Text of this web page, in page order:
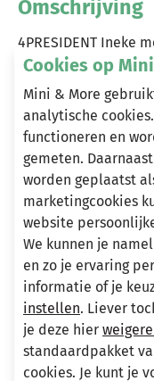
Omschrijving
4PRESIDENT Ineke
gebloemde borst
elastaan
Heeft u
Stuur een
-70%
Cookies op
Mini & More
analytische
functioneren en
gemeten.
worden geplaatst
marketingcookies
website
We kunnen je
en zo je ervaring
informatie of je
instellen. Liever
je deze hier
standaardpakket
cookies. Je kunt je